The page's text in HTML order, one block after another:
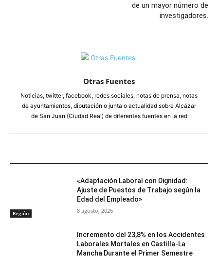
de un mayor número de
investigadores.
Otras Fuentes
Noticias, twitter, facebook, redes sociales, notas de prensa, notas
de ayuntamientos, diputación o junta o actualidad sobre Alcázar
de San Juan (Ciudad Real) de diferentes fuentes en la red
Región
«Adaptación Laboral con Dignidad:
Ajuste de Puestos de Trabajo según la
Edad del Empleado»
8 agosto, 2026
Incremento del 23,8% en los Accidentes
Laborales Mortales en Castilla-La
Mancha Durante el Primer Semestre